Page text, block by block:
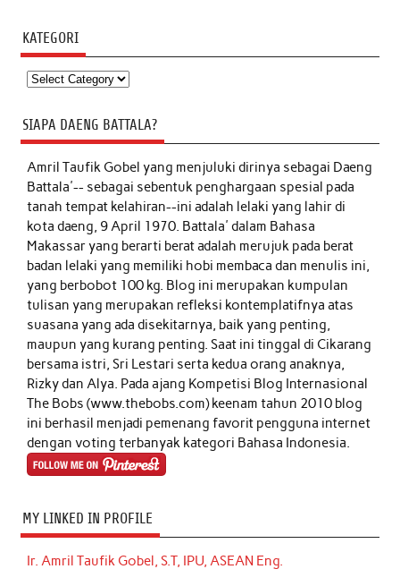
KATEGORI
Kategori
SIAPA DAENG BATTALA?
Amril Taufik Gobelyang menjuluki dirinya sebagai Daeng
Battala'-- sebagai sebentuk penghargaan spesial pada
tanah tempat kelahiran--ini adalah lelaki yang lahir di
kota daeng, 9 April 1970. Battala' dalam Bahasa
Makassar yang berarti berat adalah merujuk pada berat
badan lelaki yang memiliki hobi membaca dan menulis ini,
yang berbobot 100 kg. Blog ini merupakan kumpulan
tulisan yang merupakan refleksi kontemplatifnya atas
suasana yang ada disekitarnya, baik yang penting,
maupun yang kurang penting. Saat ini tinggal di Cikarang
bersama istri, Sri Lestari serta kedua orang anaknya,
Rizky dan Alya. Pada ajang Kompetisi Blog Internasional
The Bobs (www.thebobs.com) keenam tahun 2010 blog
ini berhasil menjadi pemenang favorit pengguna internet
dengan voting terbanyak kategori Bahasa Indonesia.
MY LINKED IN PROFILE
Ir. Amril Taufik Gobel, S.T, IPU, ASEAN Eng.